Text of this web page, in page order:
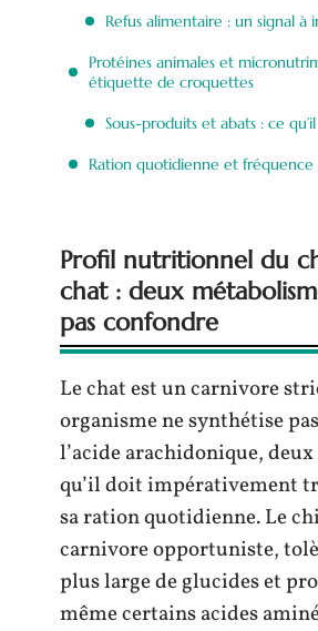
Refus alimentaire : un signal à
Protéines animales et
étiquette de croquettes
Sous-produits et abats : ce
Ration quotidienne et fréquence
Profil nutritionnel du
chat : deux
pas confondre
Le chat est un carnivore
organisme ne synthétise
l’acide arachidonique,
qu’il doit impérativement
sa ration quotidienne. Le
carnivore opportuniste,
plus large de glucides et
même certains acides